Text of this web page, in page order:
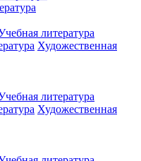
литература
Художественная
литература
Художественная